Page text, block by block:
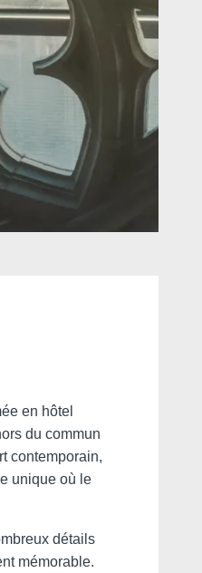
en hôtel
du commun
contemporain,
unique où le
détails
mémorable.
À